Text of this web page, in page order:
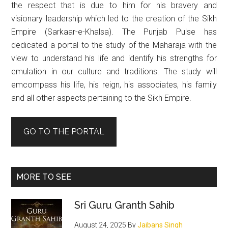
the respect that is due to him for his bravery and
visionary leadership which led to the creation of the Sikh
Empire (Sarkaar-e-Khalsa). The Punjab Pulse has
dedicated a portal to the study of the Maharaja with the
view to understand his life and identify his strengths for
emulation in our culture and traditions. The study will
emcompass his life, his reign, his associates, his family
and all other aspects pertaining to the Sikh Empire.
GO TO THE PORTAL
MORE TO SEE
Sri Guru Granth Sahib
August 24, 2025 ByJaibans Singh